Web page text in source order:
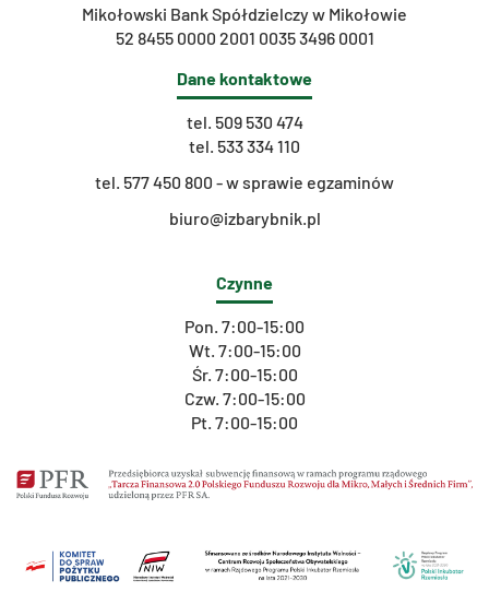
Mikołowski Bank Spółdzielczy w Mikołowie
52 8455 0000 2001 0035 3496 0001
Dane kontaktowe
tel. 509 530 474
tel. 533 334 110
tel. 577 450 800 - w sprawie egzaminów
biuro@izbarybnik.pl
Czynne
Pon. 7:00-15:00
Wt. 7:00-15:00
Śr. 7:00-15:00
Czw. 7:00-15:00
Pt. 7:00-15:00